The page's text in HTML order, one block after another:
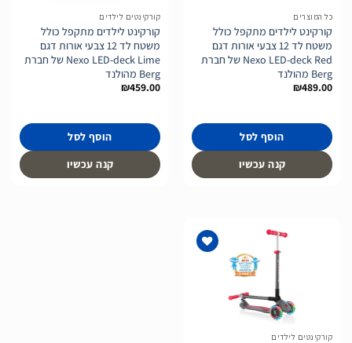
כל המוצרים
קורקינט לילדים מתקפל כולל
משטח לד 12 צבעי אורות דגם
Nexo LED-deck Red של חברת
Berg מהולנד
₪489.00
הוסף לסל
קנה עכשיו
קורקינטים לילדים
קורקינט לילדים מתקפל כולל
משטח לד 12 צבעי אורות דגם
Nexo LED-deck Lime של חברת
Berg מהולנד
₪459.00
הוסף לסל
קנה עכשיו
קורקינטים לילדים